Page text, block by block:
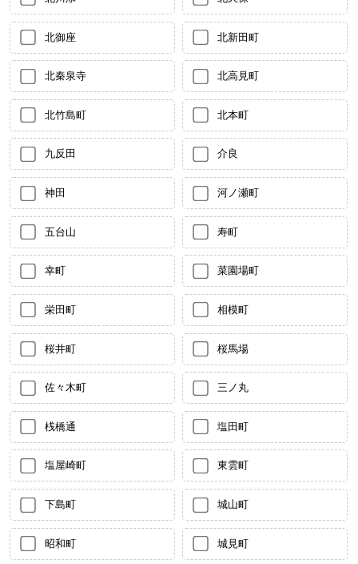
北御座 北新田町
北秦泉寺 北高見町
北竹島町 北本町
九反田 介良
神田 河ノ瀬町
五台山 寿町
幸町 菜園場町
栄田町 相模町
桜井町 桜馬場
佐々木町 三ノ丸
桟橋通 塩田町
塩屋崎町 東雲町
下島町 城山町
昭和町 城見町